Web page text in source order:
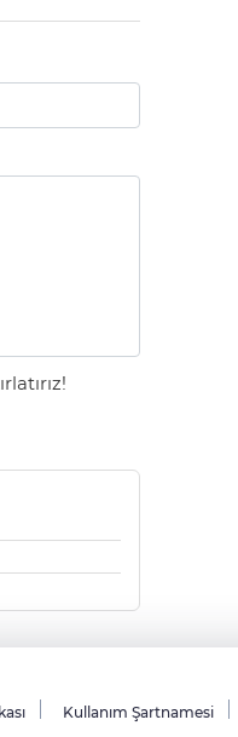
Kullanım Şartnamesi